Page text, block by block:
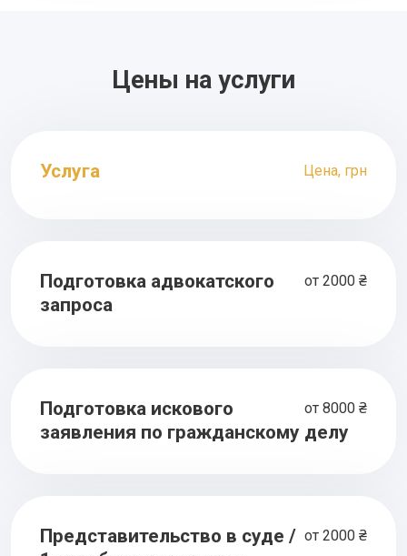
Цены на услуги
Цена, грн
Услуга
от 2000 ₴
Подготовка адвокатского
запроса
от 8000 ₴
Подготовка искового
заявления по гражданскому делу
от 2000 ₴
Представительство в суде /